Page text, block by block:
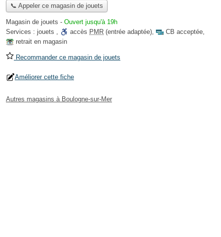
📞 Appeler ce magasin de jouets
Magasin de jouets - Ouvert jusqu'à 19h
Services : jouets , accès PMR (entrée adaptée), CB acceptée,
retrait en magasin
Recommander ce magasin de jouets
Améliorer cette fiche
Autres magasins à Boulogne-sur-Mer